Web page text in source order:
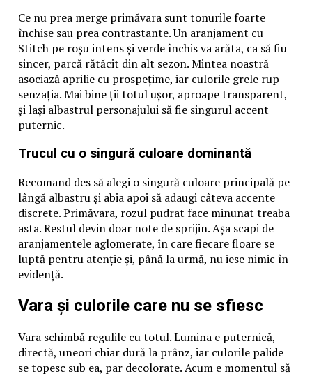
Ce nu prea merge primăvara sunt tonurile foarte
închise sau prea contrastante. Un aranjament cu
Stitch pe roșu intens și verde închis va arăta, ca să fiu
sincer, parcă rătăcit din alt sezon. Mintea noastră
asociază aprilie cu prospețime, iar culorile grele rup
senzația. Mai bine ții totul ușor, aproape transparent,
și lași albastrul personajului să fie singurul accent
puternic.
Trucul cu o singură culoare dominantă
Recomand des să alegi o singură culoare principală pe
lângă albastru și abia apoi să adaugi câteva accente
discrete. Primăvara, rozul pudrat face minunat treaba
asta. Restul devin doar note de sprijin. Așa scapi de
aranjamentele aglomerate, în care fiecare floare se
luptă pentru atenție și, până la urmă, nu iese nimic în
evidență.
Vara și culorile care nu se sfiesc
Vara schimbă regulile cu totul. Lumina e puternică,
directă, uneori chiar dură la prânz, iar culorile palide
se topesc sub ea, par decolorate. Acum e momentul să